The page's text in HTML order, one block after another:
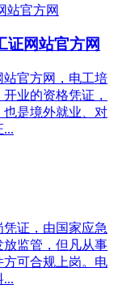
证网站官方网
官方网，电工培
业的资格凭证，
是境外就业、对
...
证，由国家应急
监管，但凡从事
可合规上岗。电
...